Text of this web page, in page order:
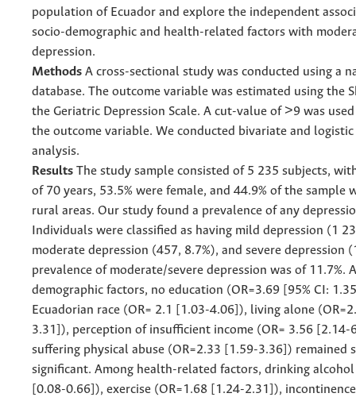
population of Ecuador and explore the independent
socio-demographic and health-related factors with
depression.
Methods A cross-sectional study was conducted using a
database. The outcome variable was estimated using the
the Geriatric Depression Scale. A cut-value of >9 was
the outcome variable. We conducted bivariate and logistic
analysis.
Results The study sample consisted of 5 235 subjects,
of 70 years, 53.5% were female, and 44.9% of the sample
rural areas. Our study found a prevalence of any
Individuals were classified as having mild depression (1
moderate depression (457, 8.7%), and severe depression
prevalence of moderate/severe depression was of 11.7%.
demographic factors, no education (OR=3.69 [95% CI:
Ecuadorian race (OR= 2.1 [1.03-4.06]), living alone
3.31]), perception of insufficient income (OR= 3.56 [2.14-
suffering physical abuse (OR=2.33 [1.59-3.36]) remained
significant. Among health-related factors, drinking alcohol
[0.08-0.66]), exercise (OR=1.68 [1.24-2.31]),